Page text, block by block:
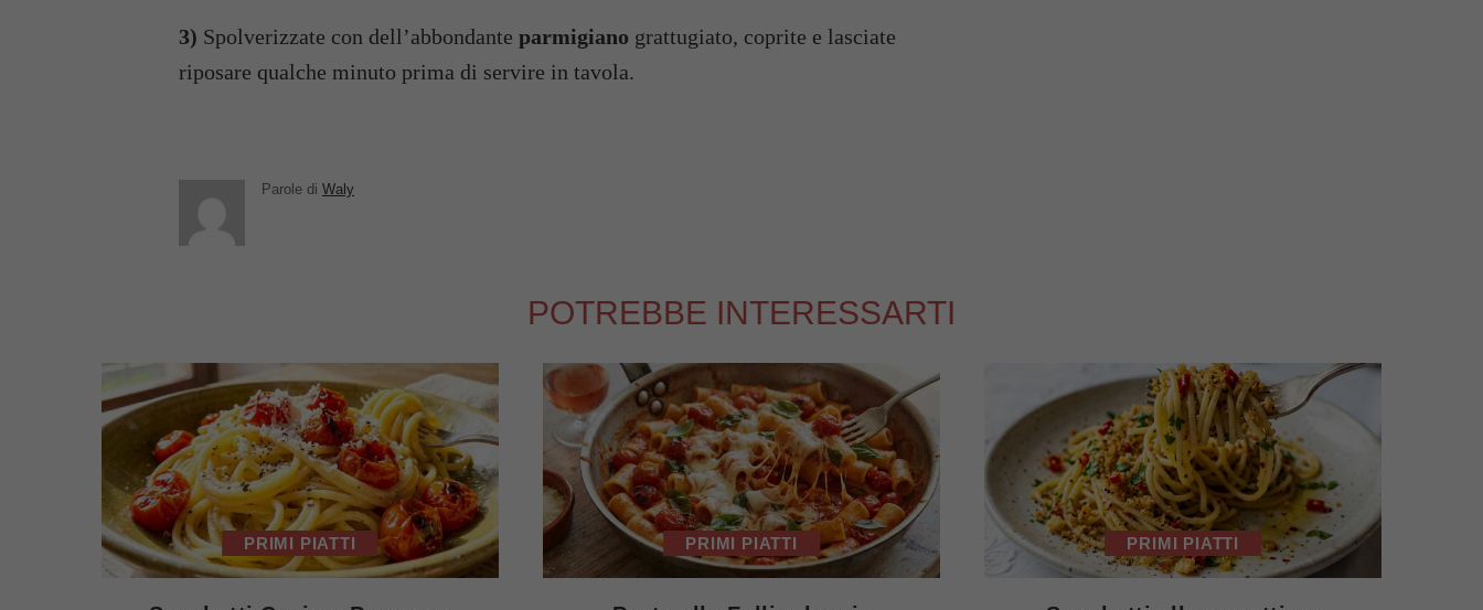
3) Spolverizzate con dell’abbondante parmigiano grattugiato, coprite e lasciate
riposare qualche minuto prima di servire in tavola.
Parole di Waly
POTREBBE INTERESSARTI
PRIMI PIATTI PRIMI PIATTI PRIMI PIATTI